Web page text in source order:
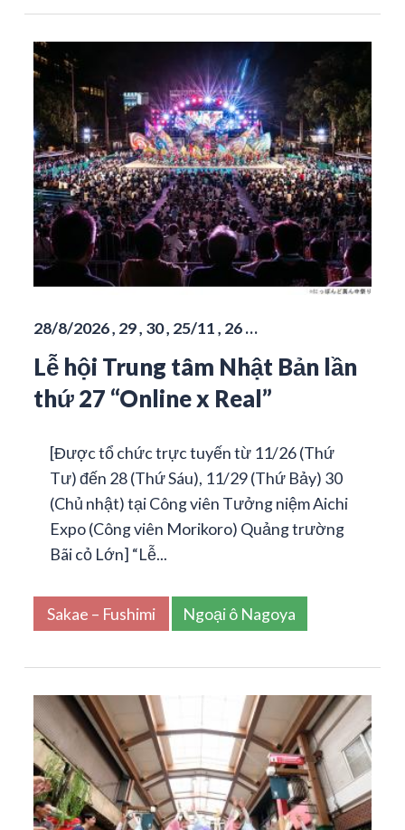
28/8/2026 , 29 , 30 , 25/11 , 26 …
Lễ hội Trung tâm Nhật Bản lần
thứ 27 “Online x Real”
[Được tổ chức trực tuyến từ 11/26 (Thứ
Tư) đến 28 (Thứ Sáu), 11/29 (Thứ Bảy) 30
(Chủ nhật) tại Công viên Tưởng niệm Aichi
Expo (Công viên Morikoro) Quảng trường
Bãi cỏ Lớn] “Lễ...
Sakae – Fushimi Ngoại ô Nagoya